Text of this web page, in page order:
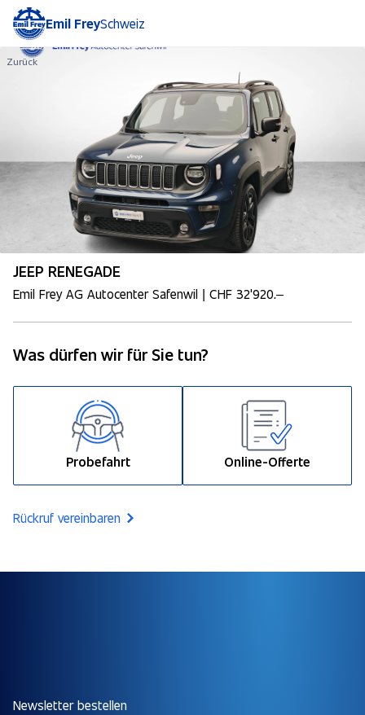
Emil FreySchweiz
Zurück
JEEP RENEGADE
Emil Frey AG Autocenter Safenwil | CHF 32'920.–
Was dürfen wir für Sie tun?
Probefahrt Online-Offerte
Rückruf vereinbaren
Newsletter bestellen